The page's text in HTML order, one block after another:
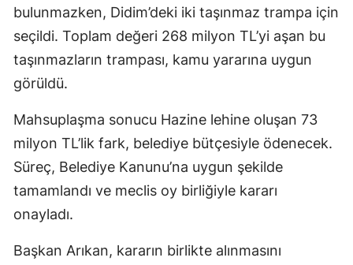
bulunmazken, Didim’deki iki taşınmaz trampa için
seçildi. Toplam değeri 268 milyon TL’yi aşan bu
taşınmazların trampası, kamu yararına uygun
görüldü.
Mahsuplaşma sonucu Hazine lehine oluşan 73
milyon TL’lik fark, belediye bütçesiyle ödenecek.
Süreç, Belediye Kanunu’na uygun şekilde
tamamlandı ve meclis oy birliğiyle kararı
onayladı.
Başkan Arıkan, kararın birlikte alınmasını